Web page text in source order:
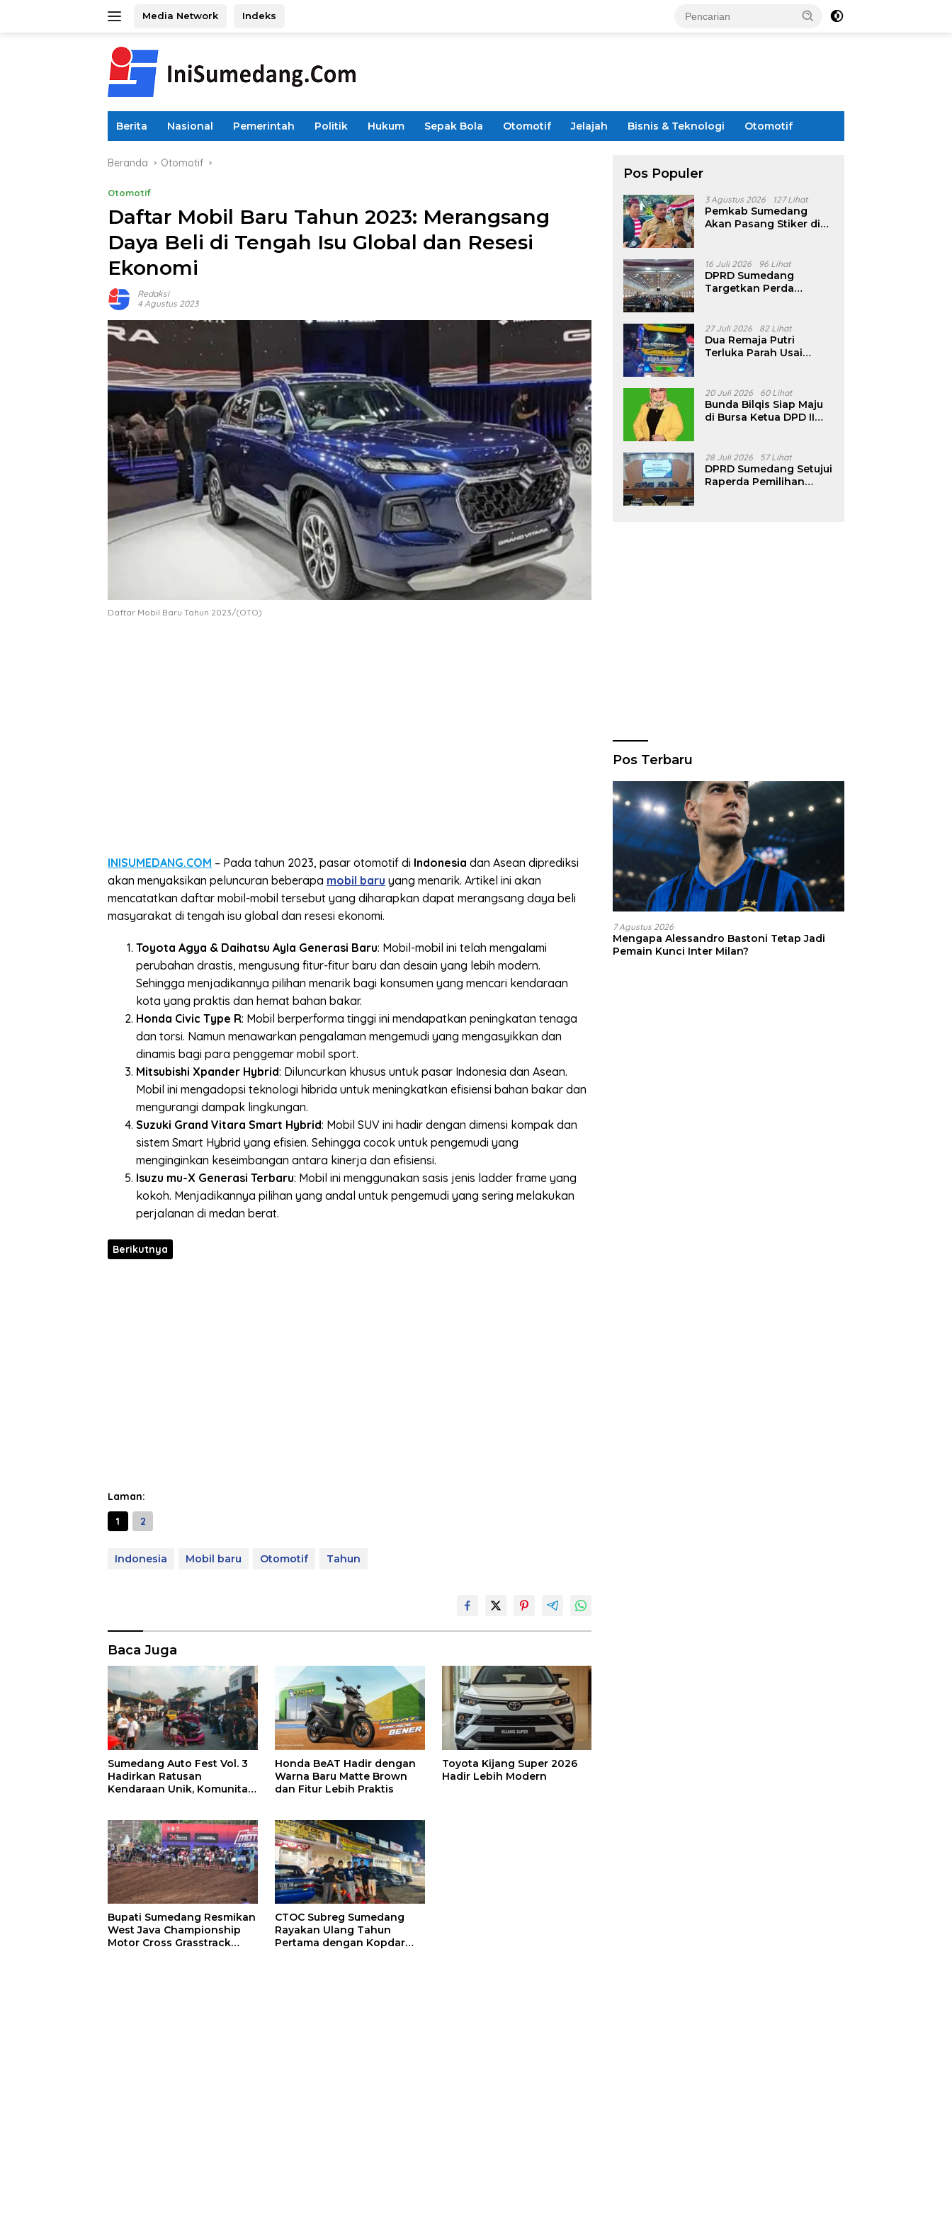
Media Network Indeks
Berita Nasional Pemerintah Politik Hukum Sepak Bola Otomotif Jelajah Bisnis & Teknologi Otomotif
Beranda Otomotif
Otomotif
Daftar Mobil Baru Tahun 2023: Merangsang
Daya Beli di Tengah Isu Global dan Resesi
Ekonomi
Redaksi
4 Agustus 2023
Daftar Mobil Baru Tahun 2023/(OTO)
INISUMEDANG.COM – Pada tahun 2023, pasar otomotif di Indonesia dan Asean diprediksi
akan menyaksikan peluncuran beberapa mobil baru yang menarik. Artikel ini akan
mencatatkan daftar mobil-mobil tersebut yang diharapkan dapat merangsang daya beli
masyarakat di tengah isu global dan resesi ekonomi.
Toyota Agya & Daihatsu Ayla Generasi Baru: Mobil-mobil ini telah mengalami
perubahan drastis, mengusung fitur-fitur baru dan desain yang lebih modern.
Sehingga menjadikannya pilihan menarik bagi konsumen yang mencari kendaraan
kota yang praktis dan hemat bahan bakar.
Honda Civic Type R: Mobil berperforma tinggi ini mendapatkan peningkatan tenaga
dan torsi. Namun menawarkan pengalaman mengemudi yang mengasyikkan dan
dinamis bagi para penggemar mobil sport.
Mitsubishi Xpander Hybrid: Diluncurkan khusus untuk pasar Indonesia dan Asean.
Mobil ini mengadopsi teknologi hibrida untuk meningkatkan efisiensi bahan bakar dan
mengurangi dampak lingkungan.
Suzuki Grand Vitara Smart Hybrid: Mobil SUV ini hadir dengan dimensi kompak dan
sistem Smart Hybrid yang efisien. Sehingga cocok untuk pengemudi yang
menginginkan keseimbangan antara kinerja dan efisiensi.
Isuzu mu-X Generasi Terbaru: Mobil ini menggunakan sasis jenis ladder frame yang
kokoh. Menjadikannya pilihan yang andal untuk pengemudi yang sering melakukan
perjalanan di medan berat.
Berikutnya
Laman:
1
2
Indonesia Mobil baru Otomotif Tahun
Baca Juga
Sumedang Auto Fest Vol. 3
Hadirkan Ratusan
Kendaraan Unik, Komunitas
Honda BeAT Hadir dengan
Warna Baru Matte Brown
dan Fitur Lebih Praktis
Toyota Kijang Super 2026
Hadir Lebih Modern
Bupati Sumedang Resmikan
West Java Championship
Motor Cross Grasstrack
CTOC Subreg Sumedang
Rayakan Ulang Tahun
Pertama dengan Kopdar
Pos Populer
3 Agustus 2026 127 Lihat
Pemkab Sumedang
Akan Pasang Stiker di
16 Juli 2026 96 Lihat
DPRD Sumedang
Targetkan Perda
Pencalonan Diperjelas
27 Juli 2026 82 Lihat
Dua Remaja Putri
Terluka Parah Usai
Tanjungsari Sumedang
20 Juli 2026 60 Lihat
Bunda Bilqis Siap Maju
di Bursa Ketua DPD II
28 Juli 2026 57 Lihat
DPRD Sumedang Setujui
Raperda Pemilihan
Pos Terbaru
7 Agustus 2026
Mengapa Alessandro Bastoni Tetap Jadi
Pemain Kunci Inter Milan?